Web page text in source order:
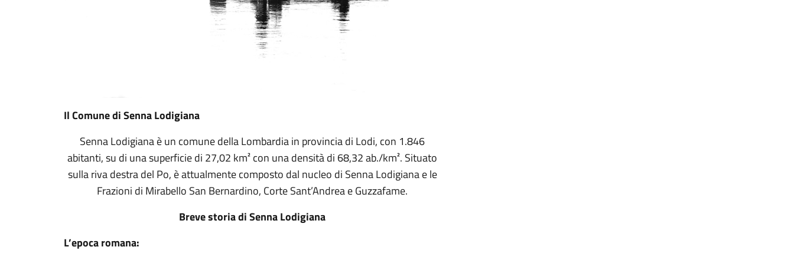
Il Comune di Senna Lodigiana
Senna Lodigiana è un comune della Lombardia in provincia di Lodi, con 1.846
abitanti, su di una superficie di 27,02 km² con una densità di 68,32 ab./km². Situato
sulla riva destra del Po, è attualmente composto dal nucleo di Senna Lodigiana e le
Frazioni di Mirabello San Bernardino, Corte Sant’Andrea e Guzzafame.
Breve storia di Senna Lodigiana
L’epoca romana: